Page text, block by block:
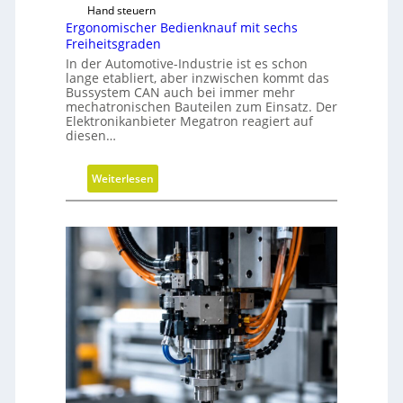
Hand steuern
Ergonomischer Bedienknauf mit sechs
Freiheitsgraden
In der Automotive-Industrie ist es schon
lange etabliert, aber inzwischen kommt das
Bussystem CAN auch bei immer mehr
mechatronischen Bauteilen zum Einsatz. Der
Elektronikanbieter Megatron reagiert auf
diesen…
Weiterlesen:
E
o
n
o
m
s
c
h